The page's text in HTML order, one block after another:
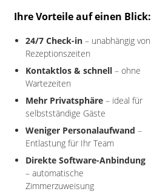
Ihre Vorteile auf einen Blick:
24/7 Check-in – unabhängig von
Rezeptionszeiten
Kontaktlos & schnell – ohne
Wartezeiten
Mehr Privatsphäre – ideal für
selbstständige Gäste
Weniger Personalaufwand –
Entlastung für Ihr Team
Direkte Software-Anbindung
– automatische
Zimmerzuweisung